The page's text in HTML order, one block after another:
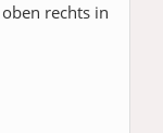
rechts in